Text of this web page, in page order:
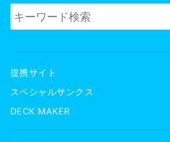
提携サイト
スペシャルサンクス
DECK MAKER